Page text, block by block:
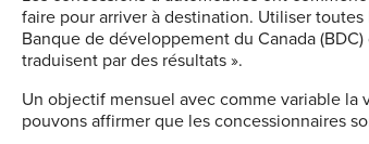
faire pour arriver à destination. Utiliser toutes
Banque de développement du Canada
traduisent par des résultats ».
Un objectif mensuel avec comme variable la
pouvons affirmer que les concessionnaires